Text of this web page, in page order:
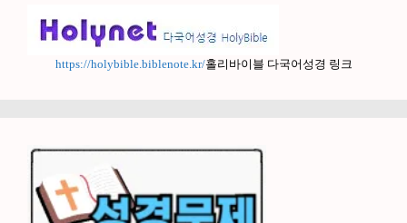
https://holybible.biblenote.kr/홀리바이블 다국어성경 링크